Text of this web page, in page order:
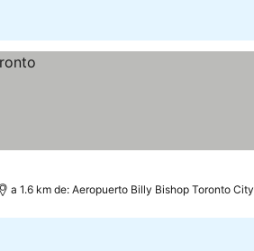
a 1.6 km de: Aeropuerto Billy Bishop Toronto City